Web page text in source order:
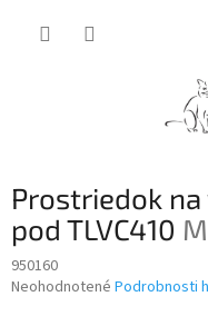
Prostriedok
pod TLVC410
950160
Priemerné
Neohodnotené Podrobnosti